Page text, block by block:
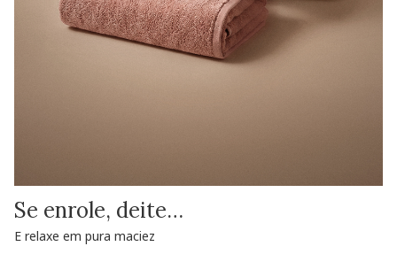
Se enrole, deite…
E relaxe em pura maciez